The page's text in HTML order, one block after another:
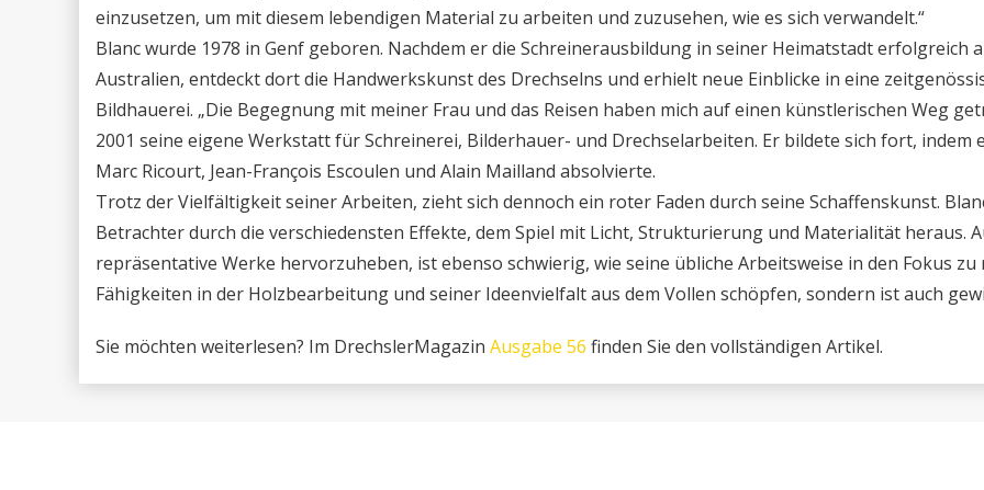
einzusetzen, um mit diesem lebendigen Material zu arbeiten und zuzusehen, wie es sich verwandelt.“
Blanc wurde 1978 in Genf geboren. Nachdem er die Schreinerausbildung in seiner Heimatstadt erfolgreich
Australien, entdeckt dort die Handwerkskunst des Drechselns und erhielt neue Einblicke in eine
Bildhauerei. „Die Begegnung mit meiner Frau und das Reisen haben mich auf einen künstlerischen Weg
2001 seine eigene Werkstatt für Schreinerei, Bilderhauer- und Drechselarbeiten. Er bildete sich fort,
Marc Ricourt, Jean-François Escoulen und Alain Mailland absolvierte.
Trotz der Vielfältigkeit seiner Arbeiten, zieht sich dennoch ein roter Faden durch seine Schaffenskunst.
Betrachter durch die verschiedensten Effekte, dem Spiel mit Licht, Strukturierung und Materialität heraus.
repräsentative Werke hervorzuheben, ist ebenso schwierig, wie seine übliche Arbeitsweise in den Fokus
Fähigkeiten in der Holzbearbeitung und seiner Ideenvielfalt aus dem Vollen schöpfen, sondern ist auch
Sie möchten weiterlesen? Im DrechslerMagazin Ausgabe 56 finden Sie den vollständigen Artikel.